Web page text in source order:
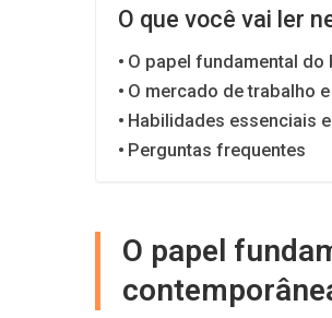
O que você vai ler
O papel fundamental
O mercado de trabalho
Habilidades essenciais
Perguntas frequentes
O papel